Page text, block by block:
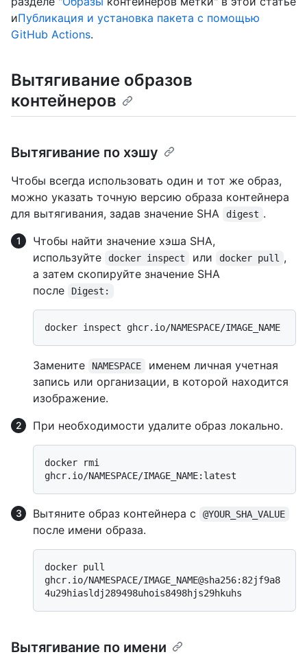
иПубликация и установка пакета с помощью
GitHub Actions.
Вытягивание образов
контейнеров
Вытягивание по хэшу
Чтобы всегда использовать один и тот же образ,
можно указать точную версию образа контейнера
для вытягивания, задав значение SHA
digest .
Чтобы найти значение хэша SHA,
используйте
docker inspect или docker pull
,
а затем скопируйте значение SHA
после
Digest:
Замените NAMESPACE
именем личная учетная
запись или организации, в которой находится
изображение.
При необходимости удалите образ локально.
docker rmi
Вытяните образ контейнера с @YOUR_SHA_VALUE
после имени образа.
docker pull
ghcr.io/NAMESPACE/IMAGE_NAME@sha256:82jf9a8
Вытягивание по имени